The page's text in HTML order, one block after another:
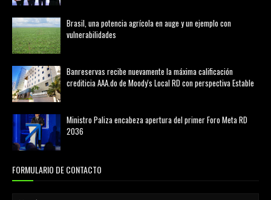
Brasil, una potencia agrícola en auge y un ejemplo con
vulnerabilidades
Banreservas recibe nuevamente la máxima calificación
crediticia AAA.do de Moody's Local RD con perspectiva Estable
Ministro Paliza encabeza apertura del primer Foro Meta RD
2036
FORMULARIO DE CONTACTO